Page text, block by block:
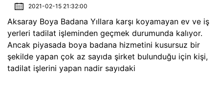
2021-02-15 21:32:00
Aksaray Boya Badana Yıllara karşı koyamayan ev ve iş
yerleri tadilat işleminden geçmek durumunda kalıyor.
Ancak piyasada boya badana hizmetini kusursuz bir
şekilde yapan çok az sayıda şirket bulunduğu için kişi,
tadilat işlerini yapan nadir sayıdaki